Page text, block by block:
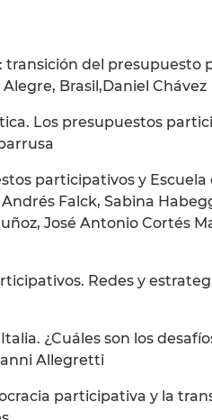
del presupuesto
Brasil,Daniel Chávez
Los presupuestos
participativos y Escuela
Falck, Sabina
José Antonio Cortés
Redes y
¿Cuáles son los
Allegretti
participativa y la